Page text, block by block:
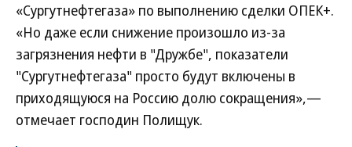
«Сургутнефтегаза» по выполнению сделки ОПЕК+.
«Но даже если снижение произошло из-за
загрязнения нефти в "Дружбе", показатели
"Сургутнефтегаза" просто будут включены в
приходящуюся на Россию долю сокращения»,—
отмечает господин Полищук.